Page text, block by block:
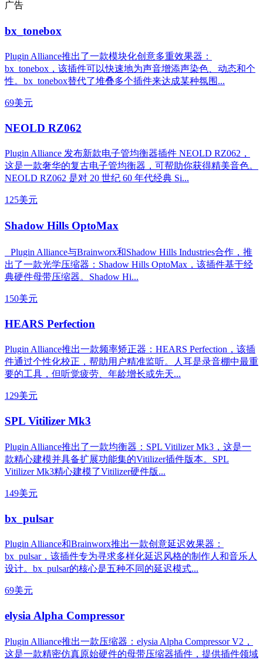
广告
bx_tonebox
Plugin Alliance推出了一款模块化创意多重效果器：
bx_tonebox，该插件可以快速地为声音增添声染色、动态和个
性。bx_tonebox替代了堆叠多个插件来达成某种氛围...
69美元
NEOLD RZ062
Plugin Alliance 发布新款电子管均衡器插件 NEOLD RZ062，
这是一款奢华的复古电子管均衡器，可帮助你获得精美音色。
NEOLD RZ062 是对 20 世纪 60 年代经典 Si...
125美元
Shadow Hills OptoMax
Plugin Alliance与Brainworx和Shadow Hills Industries合作，推
出了一款光学压缩器：Shadow Hills OptoMax，该插件基于经
典硬件母带压缩器。Shadow Hi...
150美元
HEARS Perfection
Plugin Alliance推出一款频率矫正器：HEARS Perfection，该插
件通过个性化校正，帮助用户精准监听。人耳是录音棚中最重
要的工具，但听觉疲劳、年龄增长或先天...
129美元
SPL Vitilizer Mk3
Plugin Alliance推出了一款均衡器：SPL Vitilizer Mk3，这是一
款精心建模并具备扩展功能集的Vitilizer插件版本。SPL
Vitilizer Mk3精心建模了Vitilizer硬件版...
149美元
bx_pulsar
Plugin Alliance和Brainworx推出一款创意延迟效果器：
bx_pulsar，该插件专为寻求多样化延迟风格的制作人和音乐人
设计。bx_pulsar的核心是五种不同的延迟模式...
69美元
elysia Alpha Compressor
Plugin Alliance推出一款压缩器：elysia Alpha Compressor V2，
这是一款精密仿真原始硬件的母带压缩器插件，提供插件领域